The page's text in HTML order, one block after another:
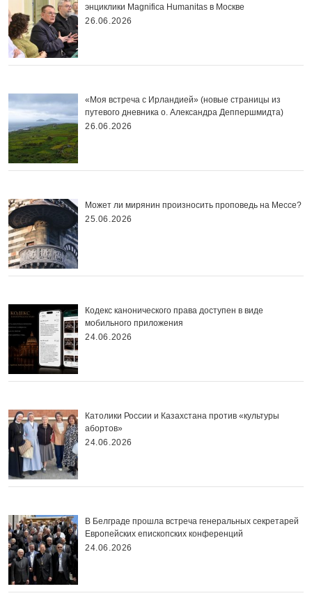
энциклики Magnifica Нumanitas в Москве
26.06.2026
«Моя встреча с Ирландией» (новые страницы из
путевого дневника о. Александра Деппершмидта)
26.06.2026
Может ли мирянин произносить проповедь на Мессе?
25.06.2026
Кодекс канонического права доступен в виде
мобильного приложения
24.06.2026
Католики России и Казахстана против «культуры
абортов»
24.06.2026
В Белграде прошла встреча генеральных секретарей
Европейских епископских конференций
24.06.2026